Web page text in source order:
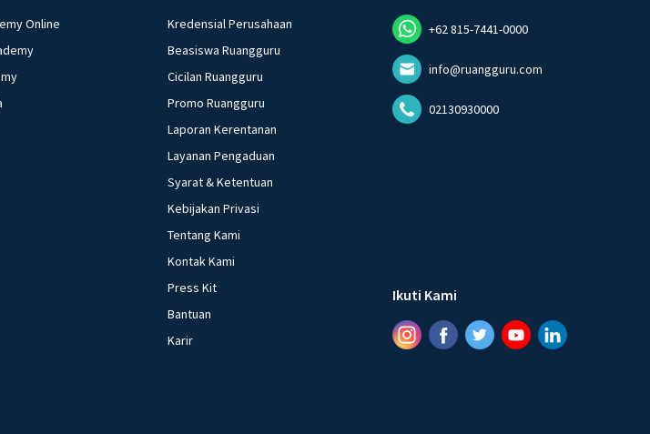
Online
Kredensial Perusahaan
Beasiswa Ruangguru
Cicilan Ruangguru
Promo Ruangguru
Laporan Kerentanan
Layanan Pengaduan
Syarat & Ketentuan
Kebijakan Privasi
Tentang Kami
Kontak Kami
Press Kit
Bantuan
Karir
+62 815-7441-0000
info@ruangguru.com
02130930000
Ikuti Kami